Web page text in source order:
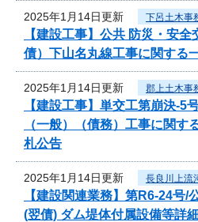
2025年1月14日更新 下呂土木事
【建設工事】公共 防災・安
債）下山名丸線工事に関する
2025年1月14日更新 郡上土木事
【建設工事】単交工第崩決-5
（一般）（債務）工事に関す
札公告
2025年1月14日更新 長良川上流
【建設関連業務】第R6-24号/
(翌債) ダム堤体付属設備等詳